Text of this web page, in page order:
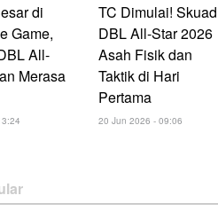
di
Game,
All-
Merasa
TC Dimulai! Skuad
DBL All-Star 2026
Asah Fisik dan
Taktik di Hari
Pertama
20 Jun 2026 - 09:06